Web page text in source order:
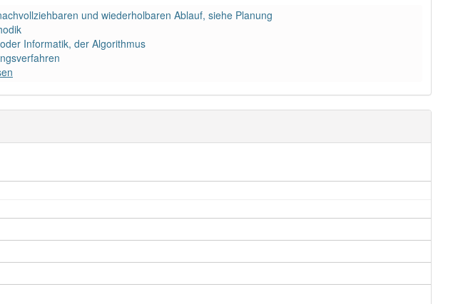
und wiederholbaren Ablauf, siehe Planung
Informatik, der Algorithmus